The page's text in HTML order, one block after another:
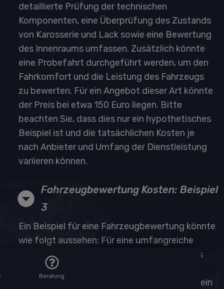
detaillierte Prüfung der technischen
Komponenten, eine Überprüfung des Zustands
von Karosserie und Lack sowie eine Bewertung
des Innenraums umfassen. Zusätzlich könnte
eine Probefahrt durchgeführt werden, um den
Fahrkomfort und die Leistung des Fahrzeugs
zu bewerten. Für ein Angebot dieser Art könnte
der Preis bei etwa 150 Euro liegen. Bitte
beachten Sie, dass dies nur ein hypothetisches
Beispiel ist und die tatsächlichen Kosten je
nach Anbieter und Umfang der Dienstleistung
variieren können.
Fahrzeugbewertung Kosten: Beispiel
3
Ein Beispiel für eine Fahrzeugbewertung könnte
wie folgt aussehen: Für eine umfangreiche
Fahrzeugbewertung, bei der der Zustand des
Fahrzeugs, die Kilometerleistung und die
Ausstattung berücksichtigt werden, könnte ein
Beratung